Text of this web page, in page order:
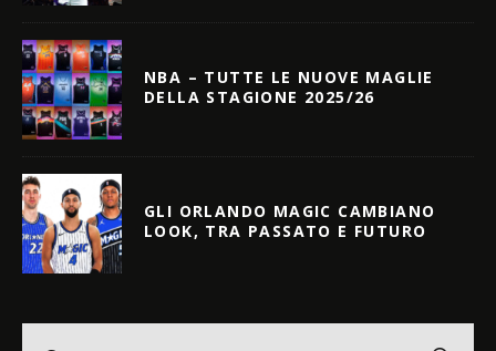
NBA – TUTTE LE NUOVE MAGLIE
DELLA STAGIONE 2025/26
GLI ORLANDO MAGIC CAMBIANO
LOOK, TRA PASSATO E FUTURO